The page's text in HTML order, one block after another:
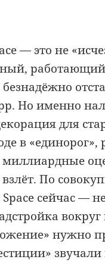
— это не
Но именно
для
в «единорог»,
По
Space сейчас —
вокруг
нужно